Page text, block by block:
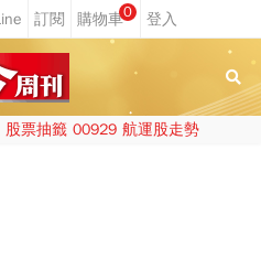
0
股票抽籤 00929 航運股走勢